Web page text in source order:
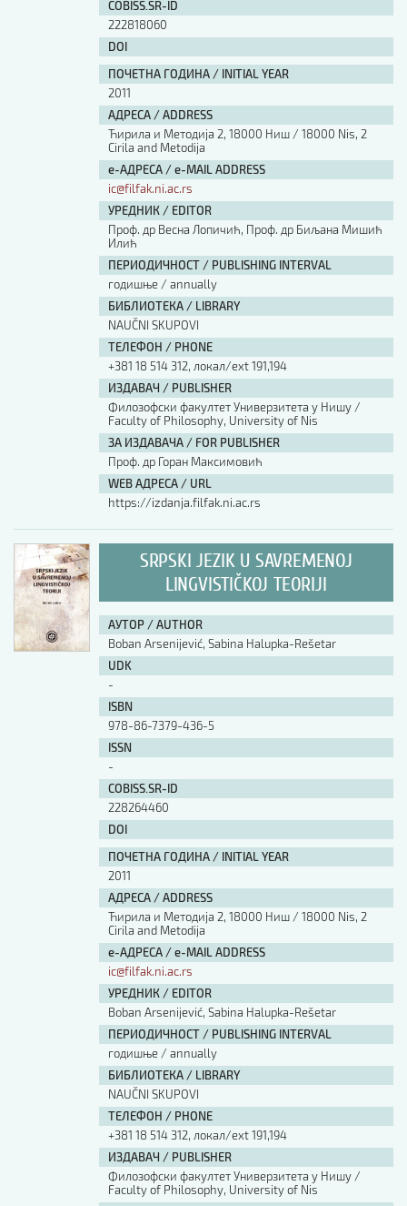
COBISS.SR-ID
222818060
DOI
ПОЧЕТНА ГОДИНА / INITIAL YEAR
2011
АДРЕСА / ADDRESS
Ћирила и Методија 2, 18000 Ниш / 18000 Nis, 2
Cirila and Metodija
е-АДРЕСА / e-MAIL ADDRESS
ic@filfak.ni.ac.rs
УРЕДНИК / EDITOR
Проф. др Весна Лопичић, Проф. др Биљана Мишић
Илић
ПЕРИОДИЧНОСТ / PUBLISHING INTERVAL
годишње / annually
БИБЛИОТЕКА / LIBRARY
NAUČNI SKUPOVI
ТЕЛЕФОН / PHONE
+381 18 514 312, локал/ext 191,194
ИЗДАВАЧ / PUBLISHER
Филозофски факултет Универзитета у Нишу /
Faculty of Philosophy, University of Nis
ЗА ИЗДАВАЧА / FOR PUBLISHER
Проф. др Горан Максимовић
WEB АДРЕСА / URL
https://izdanja.filfak.ni.ac.rs
SRPSKI JEZIK U SAVREMENOJ
LINGVISTIČKOJ TEORIJI
АУТОР / AUTHOR
Boban Arsenijević, Sabina Halupka-Rešetar
UDK
-
ISBN
978-86-7379-436-5
ISSN
-
COBISS.SR-ID
228264460
DOI
ПОЧЕТНА ГОДИНА / INITIAL YEAR
2011
АДРЕСА / ADDRESS
Ћирила и Методија 2, 18000 Ниш / 18000 Nis, 2
Cirila and Metodija
е-АДРЕСА / e-MAIL ADDRESS
ic@filfak.ni.ac.rs
УРЕДНИК / EDITOR
Boban Arsenijević, Sabina Halupka-Rešetar
ПЕРИОДИЧНОСТ / PUBLISHING INTERVAL
годишње / annually
БИБЛИОТЕКА / LIBRARY
NAUČNI SKUPOVI
ТЕЛЕФОН / PHONE
+381 18 514 312, локал/ext 191,194
ИЗДАВАЧ / PUBLISHER
Филозофски факултет Универзитета у Нишу /
Faculty of Philosophy, University of Nis